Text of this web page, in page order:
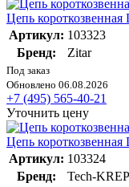
Цепь
Артикул: 103323
Бренд:
Zitar
Под заказ
Обновлено 06.08.2026
+7 (495) 565-40-21
Уточнить цену
Цепь
Артикул: 103324
Бренд:
Tech-KREP